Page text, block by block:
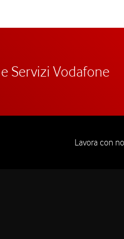
Servizi Vodafone
Lavora con